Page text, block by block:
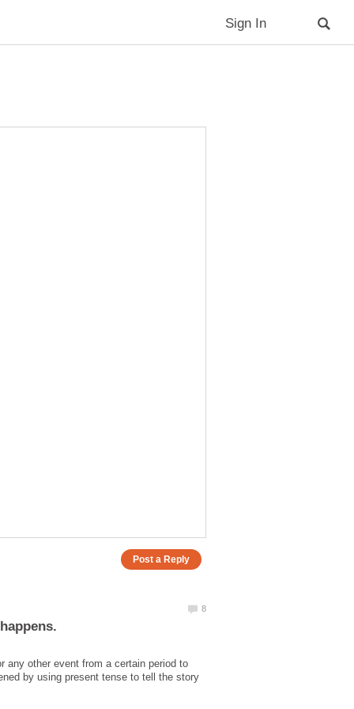
any other event from a certain period to
by using present tense to tell the story